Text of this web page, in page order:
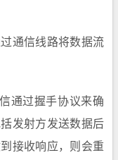
通信线路将数据流
通过握手协议来确
发射方发送数据后
接收响应，则会重